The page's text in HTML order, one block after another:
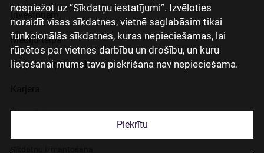
nospiežot uz “Sīkdatņu iestatījumi”. Izvēloties
noraidīt visas sīkdatnes, vietnē saglabāsim tikai
funkcionālās sīkdatnes, kuras nepieciešamas, lai
rūpētos par vietnes darbību un drošību, un kuru
lietošanai mums tava piekrišana nav nepieciešama.
Piekrītu
Investoriem
Mediju telpa
Grupas uzņēmumi
Kontakti